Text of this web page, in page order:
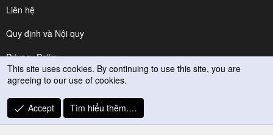
Liên hệ
Quy định và Nội quy
Privacy Policy
Trợ giúp
R
S
This site uses cookies. By continuing to use this site, you are
agreeing to our use of cookies.
Accept Tìm hiểu thêm.…